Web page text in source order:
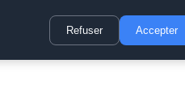
Refuser Accepter